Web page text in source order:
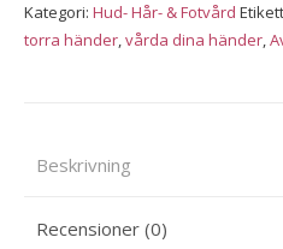
mängd
Kategori: Hud- Hår- & Fotvård
torra händer,vårda dina händer,
Beskrivning
Recensioner (0)